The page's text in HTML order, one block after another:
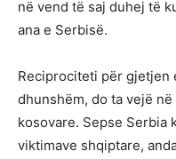
në vend të saj duhej të
ana e Serbisë.
Reciprociteti për gjetjen
dhunshëm, do ta vejë
kosovare. Sepse Serbia
viktimave shqiptare,